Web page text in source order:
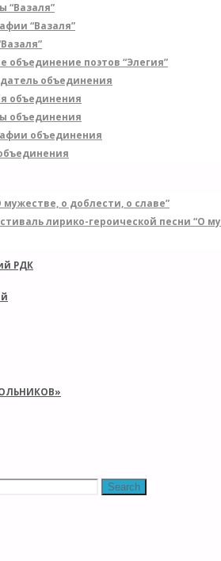
“Вазаля”
“Вазаля”
объединение поэтов “Элегия”
объединения
объединения
объединения
объединения
мужестве, о доблести, о славе”
лирико-героической песни “О
РДК
Search